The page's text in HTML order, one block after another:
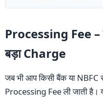
Processing Fee
बड़ा Charge
जब भी आप किसी बैंक या
Processing Fee ली जाती